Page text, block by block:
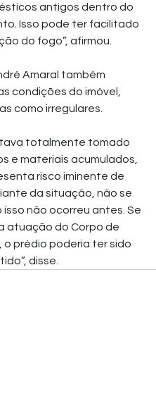
antigos dentro do
Isso pode ter facilitado
do fogo”, afirmou.
Amaral também
condições do imóvel,
como irregulares.
totalmente tomado
e materiais acumulados,
risco iminente de
da situação, não se
isso não ocorreu antes. Se
atuação do Corpo de
o prédio poderia ter sido
disse.